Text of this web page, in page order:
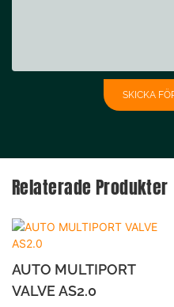
SKICKA
Relaterade Produkter
AUTO MULTIPORT
VALVE AS2.0